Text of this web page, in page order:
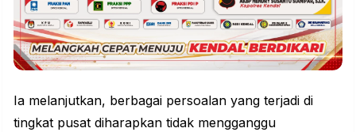
Ia melanjutkan, berbagai persoalan yang terjadi di
tingkat pusat diharapkan tidak mengganggu